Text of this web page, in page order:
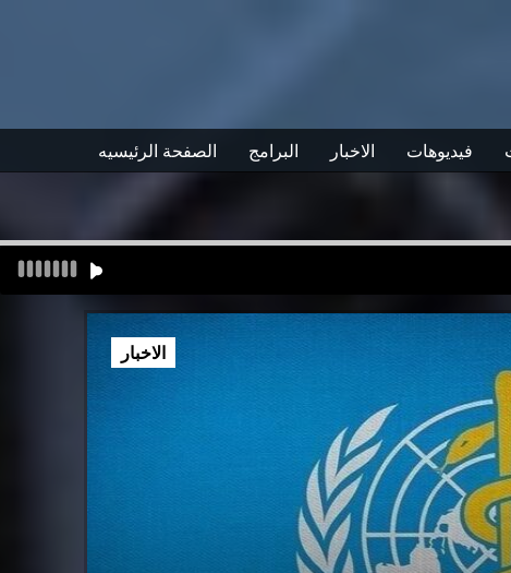
الصفحة الرئيسيه البرامج الاخبار فيديوهات
الاخبار